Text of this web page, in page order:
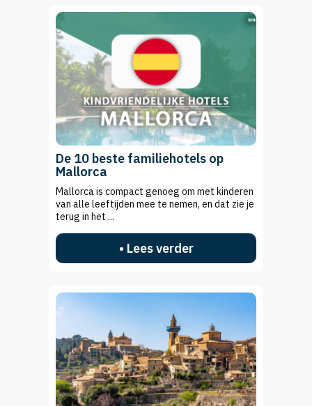
De 10 beste familiehotels op
Mallorca
Mallorca is compact genoeg om met kinderen
van alle leeftijden mee te nemen, en dat zie je
terug in het ...
• Lees verder